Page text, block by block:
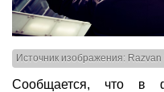
Источник изображения:
Сообщается, что в